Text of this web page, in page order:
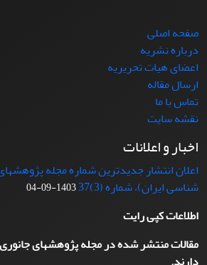
صفحه اصلی
درباره نشریه
اعضای هیات تحریریه
ارسال مقاله
تماس با ما
نقشه سایت
اخبار و اعلانات
اعلان انتشار جدیدترین شماره مجله
شناسی ایران)، شماره (3)37
1403-09-04
اطلاعات کپی رایت
مقالات منتشر شده در مجله پژوهشهای